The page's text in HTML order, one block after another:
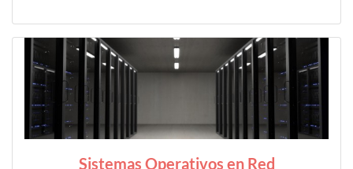
Sistemas Operativos en Red